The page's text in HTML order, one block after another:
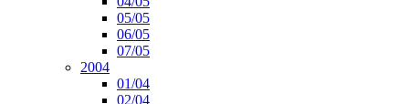
05/05
06/05
07/05
2004
01/04
02/04